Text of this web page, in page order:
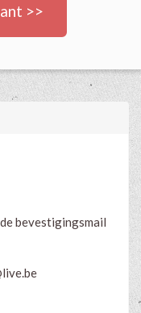
>>
bevestigingsmail